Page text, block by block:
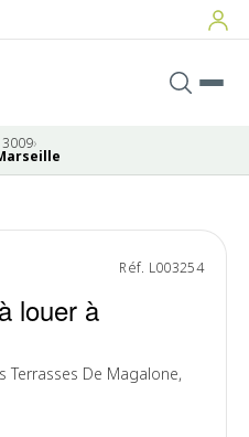
›
Réf. L003254
louer à
Terrasses De Magalone,